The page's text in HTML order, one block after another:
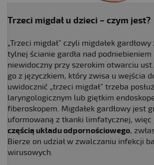
Trzeci migdał u dzieci – czym jest?
„Trzeci migdał” czyli migdałek
tylnej ścianie gardła nad
niewidoczny przy szerokim otwarciu
go z języczkiem, który zwisa u wejścia
uwidocznić „trzeci migdał” trzeba
laryngologicznym lub giętkim
fiberoskopem. Migdałek gardłowy jest
uformowaną z tkanki limfatycznej,
częścią układu odpornościowego,
Bierze on udział w zwalczaniu infekcji
wirusowych.